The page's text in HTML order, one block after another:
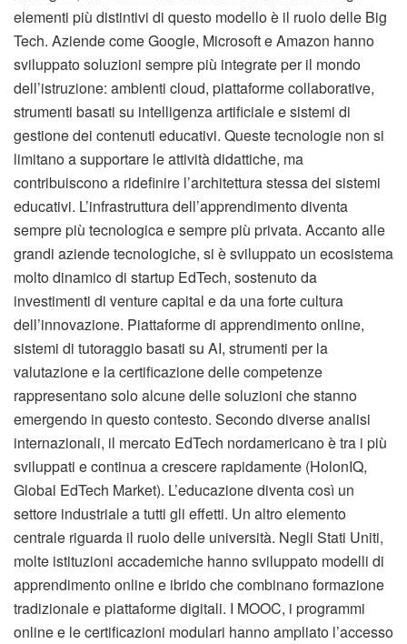
elementi più distintivi di questo modello è il ruolo delle Big
Tech. Aziende come Google, Microsoft e Amazon hanno
sviluppato soluzioni sempre più integrate per il mondo
dell’istruzione: ambienti cloud, piattaforme collaborative,
strumenti basati su intelligenza artificiale e sistemi di
gestione dei contenuti educativi. Queste tecnologie non si
limitano a supportare le attività didattiche, ma
contribuiscono a ridefinire l’architettura stessa dei sistemi
educativi. L’infrastruttura dell’apprendimento diventa
sempre più tecnologica e sempre più privata. Accanto alle
grandi aziende tecnologiche, si è sviluppato un ecosistema
molto dinamico di startup EdTech, sostenuto da
investimenti di venture capital e da una forte cultura
dell’innovazione. Piattaforme di apprendimento online,
sistemi di tutoraggio basati su AI, strumenti per la
valutazione e la certificazione delle competenze
rappresentano solo alcune delle soluzioni che stanno
emergendo in questo contesto. Secondo diverse analisi
internazionali, il mercato EdTech nordamericano è tra i più
sviluppati e continua a crescere rapidamente (HolonIQ,
Global EdTech Market). L’educazione diventa così un
settore industriale a tutti gli effetti. Un altro elemento
centrale riguarda il ruolo delle università. Negli Stati Uniti,
molte istituzioni accademiche hanno sviluppato modelli di
apprendimento online e ibrido che combinano formazione
tradizionale e piattaforme digitali. I MOOC, i programmi
online e le certificazioni modulari hanno ampliato l’accesso